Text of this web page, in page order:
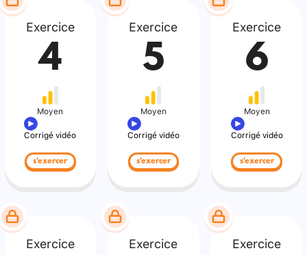
Exercice
4
Moyen
Corrigé vidéo
s'exercer
Exercice
5
Moyen
Corrigé vidéo
s'exercer
Exercice
6
Moyen
Corrigé vidéo
s'exercer
Exercice Exercice Exercice